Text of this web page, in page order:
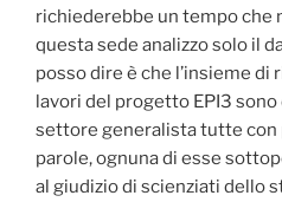
richiederebbe un tempo che
questa sede analizzo solo il
posso dire è che l’insieme di
lavori del progetto EPI3
settore generalista tutte con
parole, ognuna di esse
al giudizio di scienziati dello